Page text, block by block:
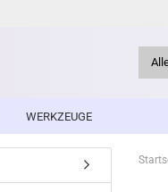
WERKZEUGE